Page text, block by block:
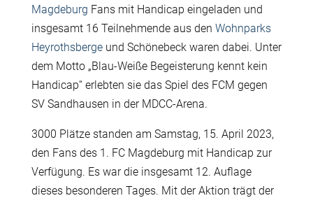
Magdeburg Fans mit Handicap eingeladen und
insgesamt 16 Teilnehmende aus den Wohnparks
Heyrothsbergeund Schönebeck waren dabei. Unter
dem Motto „Blau-Weiße Begeisterung kennt kein
Handicap“ erlebten sie das Spiel des FCM gegen
SV Sandhausen in der MDCC-Arena.
3000 Plätze standen am Samstag, 15. April 2023,
den Fans des 1. FC Magdeburg mit Handicap zur
Verfügung. Es war die insgesamt 12. Auflage
dieses besonderen Tages. Mit der Aktion trägt der